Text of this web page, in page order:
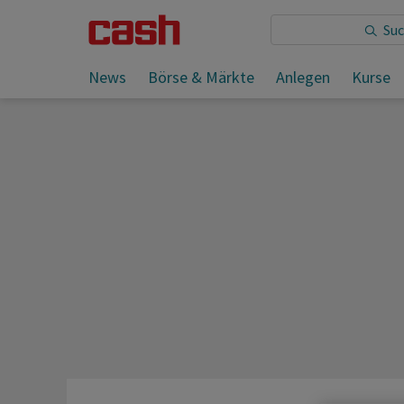
News Börse & Märkte Anlegen Kurse
Sie lesen: